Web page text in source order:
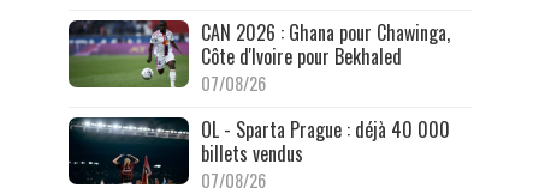
CAN 2026 : Ghana pour Chawinga,
Côte d'Ivoire pour Bekhaled
07/08/26
OL - Sparta Prague : déjà 40 000
billets vendus
07/08/26